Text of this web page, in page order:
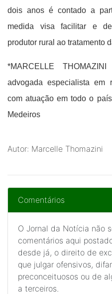
dois anos é contado a
medida visa facilitar e
produtor rural ao tratamento
*MARCELLE
advogada especialista em
com atuação em todo o
Medeiros
Autor: Marcelle Thomazini
Comentários
O Jornal da Notícia não
comentários aqui
desde já, o direito de
que julgar ofensivos,
preconceituosos ou de
a terceiros.